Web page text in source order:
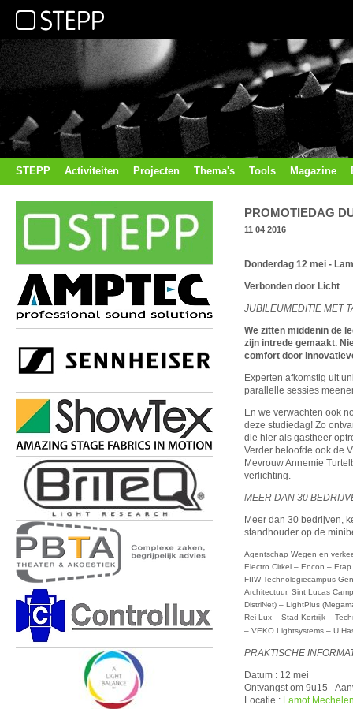
STEPP Activiteiten Projecten Thema's Tools Magazine
PROMOTIEDAG
11 04 2016
Donderdag 12 mei -
Verbonden door Licht
JUBILEUMEDITIE MET
We zitten middenin de
zijn intrede gemaakt.
comfort door
Experten afkomstig uit
parallelle sessies
En we verwachten ook
deze studiedag! Zo
die hier als gastheer
Verder beloofde ook de
Mevrouw Annemie
verlichting.
MEER DAN 30
Meer dan 30 bedrijven,
standhouder op de
Agentschap Wegen en
Electro Cirkel – Encon –
FIIW Technologiecampus
Architectuur, Sint Lucas
DistriNet) – LightPlus
Rei-Lux – Stad Kortrijk –
– VEKO Lightsystems – U
PRAKTISCHE
Datum : 12 mei
Ontvangst om 9u15 -
Locatie : Lamot